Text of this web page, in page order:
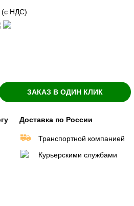
(с НДС)
ЗАКАЗ В ОДИН КЛИК
Доставка по России
Транспортной компанией
Курьерскими службами